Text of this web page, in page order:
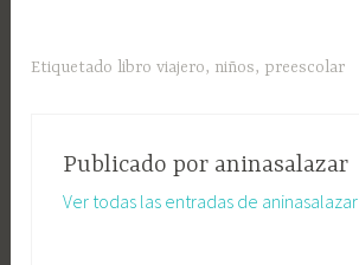
Etiquetado libro viajero, niños, preescolar
Publicado por aninasalazar
Ver todas las entradas de aninasalazar